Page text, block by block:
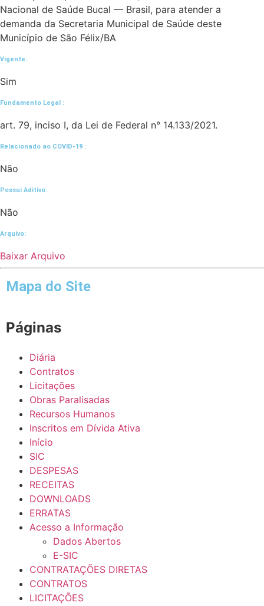
Nacional de Saúde Bucal — Brasil, para atender a
demanda da Secretaria Municipal de Saúde deste
Município de São Félix/BA
Vigente:
Sim
Fundamento Legal :​
art. 79, inciso I, da Lei de Federal n° 14.133/2021.
Relacionado ao COVID-19 :​
Não
Possui Aditivo:​
Não
Arquivo:
Baixar Arquivo
Mapa do Site
Páginas
Diária
Contratos
Licitações
Obras Paralisadas
Recursos Humanos
Inscritos em Dívida Ativa
Início
SIC
DESPESAS
RECEITAS
DOWNLOADS
ERRATAS
Acesso a Informação
Dados Abertos
E-SIC
CONTRATAÇÕES DIRETAS
CONTRATOS
LICITAÇÕES